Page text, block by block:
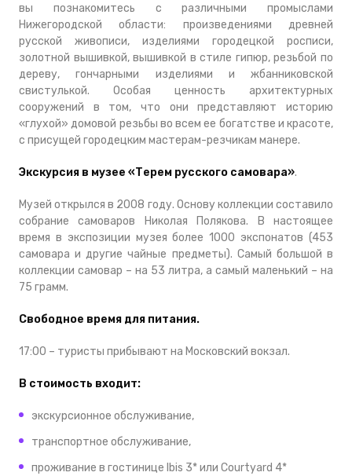
вы познакомитесь с различными промыслами
Нижегородской области: произведениями древней
русской живописи, изделиями городецкой росписи,
золотной вышивкой, вышивкой в стиле гипюр, резьбой по
дереву, гончарными изделиями и жбанниковской
свистулькой. Особая ценность архитектурных
сооружений в том, что они представляют историю
«глухой» домовой резьбы во всем ее богатстве и красоте,
с присущей городецким мастерам-резчикам манере.
Экскурсия в музее «Терем русского самовара».
Музей открылся в 2008 году. Основу коллекции составило
собрание самоваров Николая Полякова. В настоящее
время в экспозиции музея более 1000 экспонатов (453
самовара и другие чайные предметы). Самый большой в
коллекции самовар – на 53 литра, а самый маленький – на
75 грамм.
Свободное время для питания.
17:00 – туристы прибывают на Московский вокзал.
В стоимость входит:
экскурсионное обслуживание,
транспортное обслуживание,
проживание в гостинице Ibis 3* или Courtyard 4*